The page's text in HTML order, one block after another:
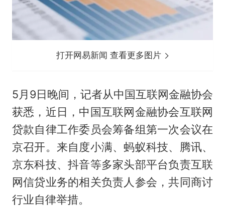
打开网易新闻 查看更多图片
5月9日晚间，记者从中国互联网金融协会
获悉，近日，中国互联网金融协会互联网
贷款自律工作委员会筹备组第一次会议在
京召开。来自度小满、蚂蚁科技、腾讯、
京东科技、抖音等多家头部平台负责互联
网信贷业务的相关负责人参会，共同商讨
行业自律举措。